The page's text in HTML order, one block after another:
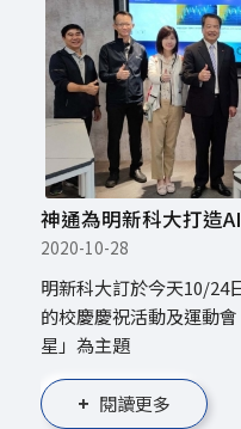
神通為明新科大打造
2020-10-28
明新科大訂於今天10/24
的校慶慶祝活動及運動
星」為主題
閱讀更多